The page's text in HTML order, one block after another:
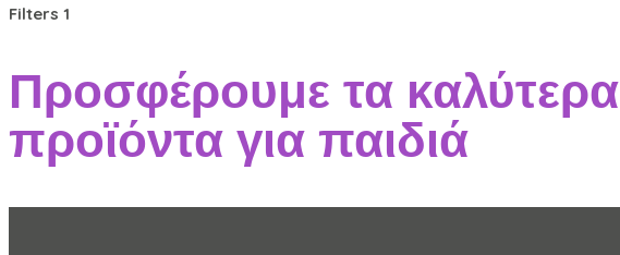
Filters 1
Προσφέρουμε τα καλύτερα
προϊόντα για παιδιά